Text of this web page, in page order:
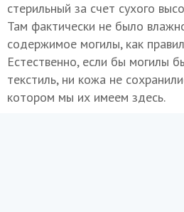
стерильный за счет сухого
Там фактически не было
содержимое могилы, как
Естественно, если бы могилы
текстиль, ни кожа не
котором мы их имеем здесь.